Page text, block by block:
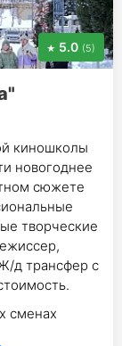
5.0 (5)
киношколы
новогоднее
сюжете
творческие
д трансфер с
сменах